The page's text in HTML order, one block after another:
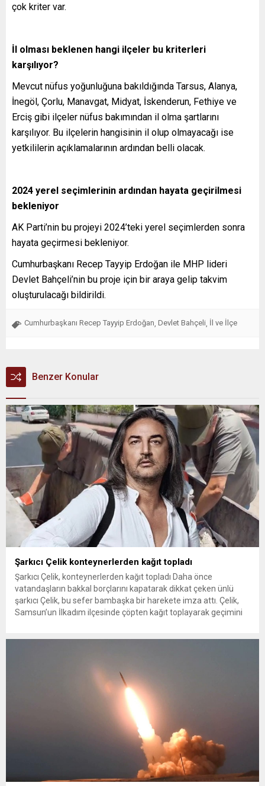
çok kriter var.
İl olması beklenen hangi ilçeler bu kriterleri
karşılıyor?
Mevcut nüfus yoğunluğuna bakıldığında Tarsus, Alanya,
İnegöl, Çorlu, Manavgat, Midyat, İskenderun, Fethiye ve
Erciş gibi ilçeler nüfus bakımından il olma şartlarını
karşılıyor. Bu ilçelerin hangisinin il olup olmayacağı ise
yetkililerin açıklamalarının ardından belli olacak.
2024 yerel seçimlerinin ardından hayata geçirilmesi
bekleniyor
AK Parti’nin bu projeyi 2024’teki yerel seçimlerden sonra
hayata geçirmesi bekleniyor.
Cumhurbaşkanı Recep Tayyip Erdoğan ile MHP lideri
Devlet Bahçeli’nin bu proje için bir araya gelip takvim
oluşturulacağı bildirildi.
Cumhurbaşkanı Recep Tayyip Erdoğan Devlet Bahçeli İl ve İlçe
Benzer Konular
Şarkıcı Çelik konteynerlerden kağıt topladı
Şarkıcı Çelik, konteynerlerden kağıt topladı Daha önce
vatandaşların bakkal borçlarını kapatarak dikkat çeken ünlü
şarkıcı Çelik, bu sefer bambaşka bir harekete imza attı. Çelik,
Samsun’un İlkadım ilçesinde çöpten kağıt toplayarak geçimini